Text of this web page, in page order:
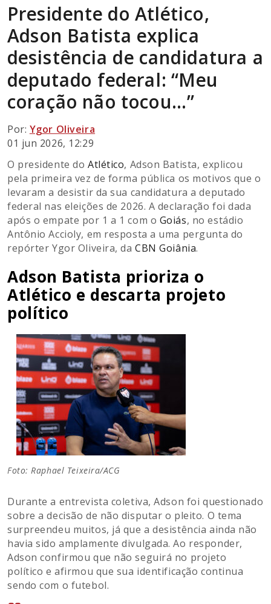
Presidente do Atlético,
Adson Batista explica
desistência de candidatura a
deputado federal: “Meu
coração não tocou…”
Por: Ygor Oliveira
01 jun 2026, 12:29
O presidente do Atlético, Adson Batista, explicou
pela primeira vez de forma pública os motivos que o
levaram a desistir da sua candidatura a deputado
federal nas eleições de 2026. A declaração foi dada
após o empate por 1 a 1 com o Goiás, no estádio
Antônio Accioly, em resposta a uma pergunta do
repórter Ygor Oliveira, daCBN Goiânia.
Adson Batista prioriza o
Atlético e descarta projeto
político
Foto: Raphael Teixeira/ACG
Durante a entrevista coletiva, Adson foi questionado
sobre a decisão de não disputar o pleito. O tema
surpreendeu muitos, já que a desistência ainda não
havia sido amplamente divulgada. Ao responder,
Adson confirmou que não seguirá no projeto
político e afirmou que sua identificação continua
sendo com o futebol.